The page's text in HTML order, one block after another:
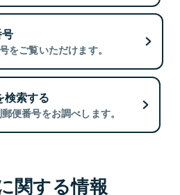
をご覧いただけます。
検索する
便番号をお調べします。
関する情報